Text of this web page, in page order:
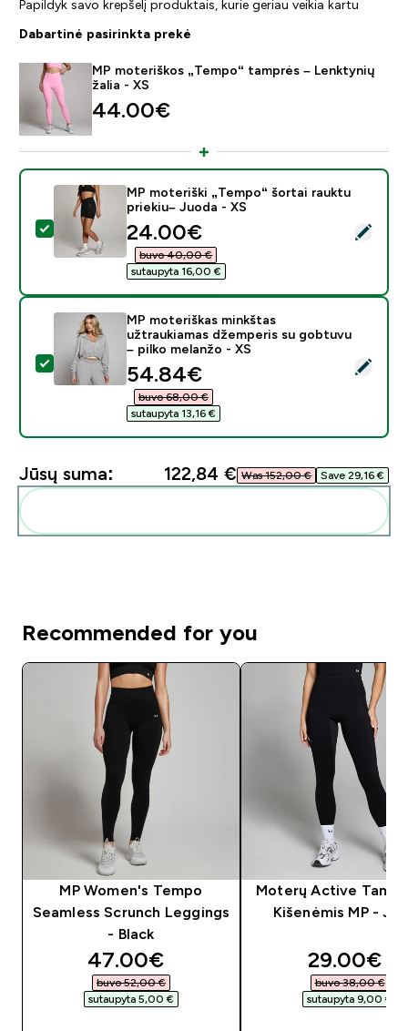
Papildyk savo krepšelį produktais, kurie geriau veikia kartu
Dabartinė pasirinkta prekė
MP moteriškos „Tempo“ tamprės – Lenktynių
žalia - XS
44.00€‎
Pasirinkti šį produktą - MP moteriški „Tempo“ šortai
MP moteriški „Tempo“ šortai rauktu
priekiu– Juoda - XS
discounted price
24.00€‎
buvo 40,00 €‎
sutaupyta 16,00 €‎
Pasirinkti šį produktą - MP moteriškas minkštas
MP moteriškas minkštas
užtraukiamas džemperis su gobtuvu
– pilko melanžo - XS
discounted price
54.84€‎
buvo 68,00 €‎
sutaupyta 13,16 €‎
Jūsų suma: 122,84 €‎ Was 152,00 €‎ Save 29,16 €‎
Recommended for you
MP Women's Tempo
Seamless Scrunch Leggings
- Black
discounted price
47.00€‎
buvo 52,00 €‎
sutaupyta 5,00 €‎
Moterų Active
Kišenėmis MP -
29.00€‎
buvo 38,00 €‎
sutaupyta 9,00 €‎